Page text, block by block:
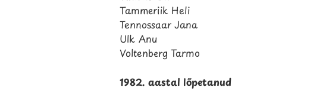
Tammeriik Heli
Tennossaar Jana
Ulk Anu
Voltenberg Tarmo
1982. aastal lõpetanud